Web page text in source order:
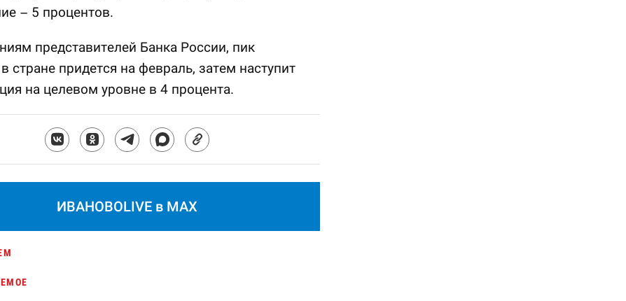
– 5 процентов.
представителей Банка России, пик
стране придется на февраль, затем наступит
на целевом уровне в 4 процента.
ИВАНОВОLIVE в MAX